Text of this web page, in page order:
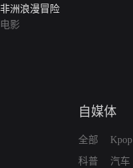
非洲浪漫冒险
电影
自媒体
全部
科普
Kpop
汽车